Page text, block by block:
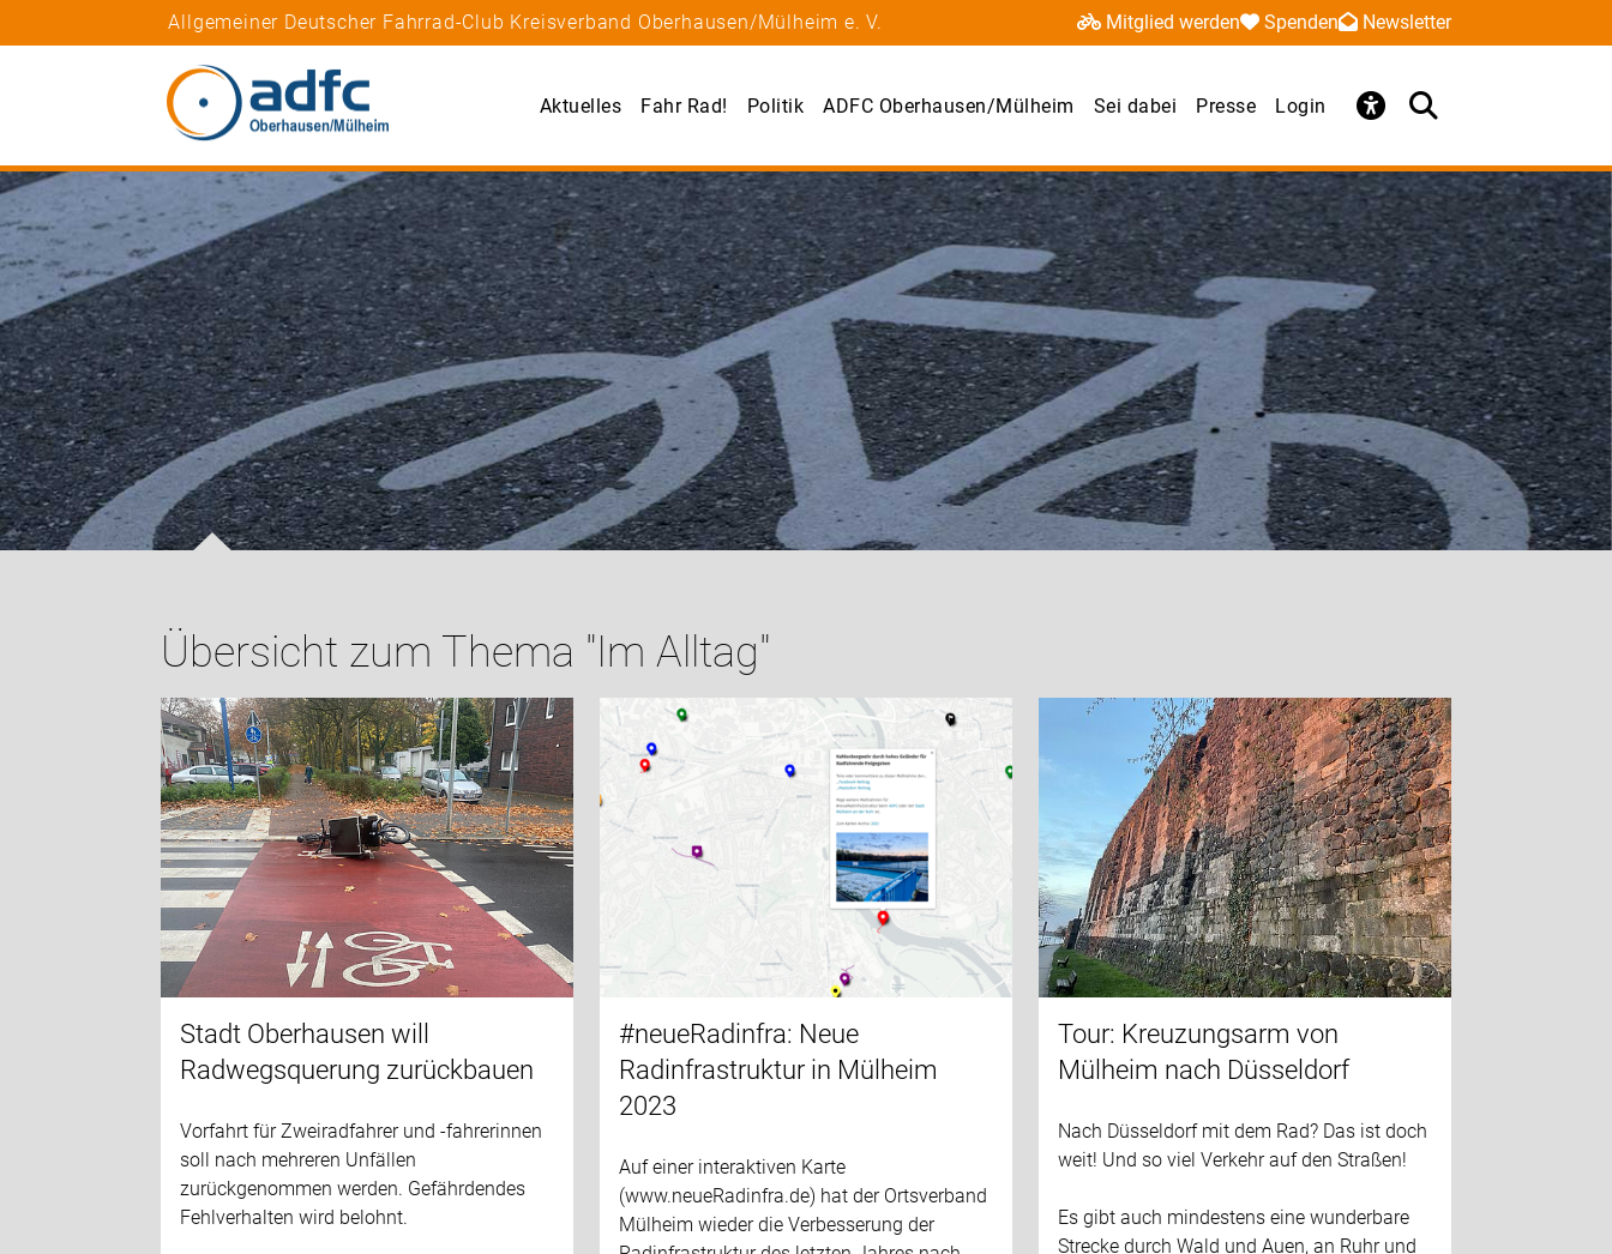
Allgemeiner Deutscher Fahrrad-Club Kreisverband Oberhausen/Mülheim e. V. Mitglied werden Spenden Newsletter
Aktuelles Fahr Rad! Politik ADFC Oberhausen/Mülheim Sei dabei Presse Login
Übersicht zum Thema "Im Alltag"
Stadt Oberhausen will
Radwegsquerung zurückbauen
Vorfahrt für Zweiradfahrer und -fahrerinnen
soll nach mehreren Unfällen
zurückgenommen werden. Gefährdendes
Fehlverhalten wird belohnt.
#neueRadinfra: Neue
Radinfrastruktur in Mülheim
2023
Auf einer interaktiven Karte
(www.neueRadinfra.de) hat der Ortsverband
Mülheim wieder die Verbesserung der
Tour: Kreuzungsarm von
Mülheim nach Düsseldorf
Nach Düsseldorf mit dem Rad? Das ist doch
weit! Und so viel Verkehr auf den Straßen!
Es gibt auch mindestens eine wunderbare
Strecke durch Wald und Auen, an Ruhr und